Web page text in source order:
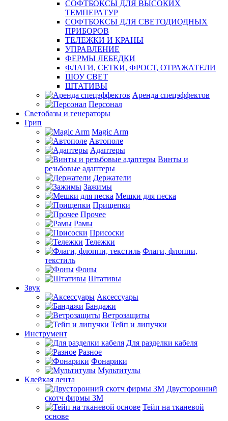
СОФТБОКСЫ ДЛЯ ВЫСОКИХ
ТЕМПЕРАТУР
СОФТБОКСЫ ДЛЯ СВЕТОДИОДНЫХ
ПРИБОРОВ
ТЕЛЕЖКИ И КРАНЫ
УПРАВЛЕНИЕ
ФЕРМЫ ЛЕБЕДКИ
ФЛАГИ, СЕТКИ, ФРОСТ, ОТРАЖАТЕЛИ
ШОУ СВЕТ
ШТАТИВЫ
Аренда спецэффектов
Персонал
Светобазы и генераторы
Грип
Magic Arm
Автополе
Адаптеры
Винты и
резьбовые адаптеры
Держатели
Зажимы
Мешки для песка
Прищепки
Прочее
Рамы
Присоски
Тележки
Флаги, флоппи,
текстиль
Фоны
Штативы
Звук
Аксессуары
Бандажи
Ветрозащиты
Тейп и липучки
Инструмент
Для разделки кабеля
Разное
Фонарики
Мультитулы
Клейкая лента
Двусторонний
скотч фирмы 3M
Тейп на тканевой
основе